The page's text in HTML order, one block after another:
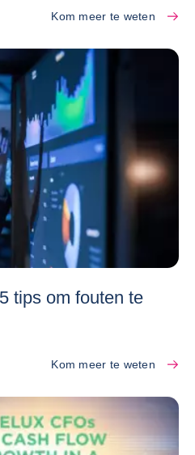
Kom meer te weten
tips om fouten te
Kom meer te weten